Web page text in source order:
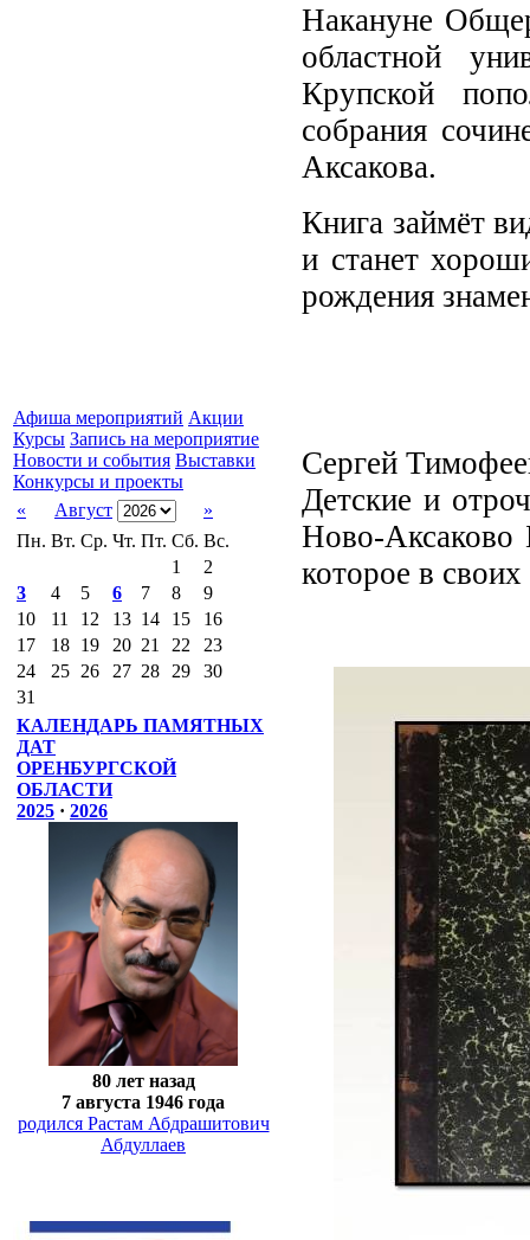
Афиша мероприятий Акции
Курсы Запись на мероприятие
Новости и события Выставки
Конкурсы и проекты
«
Август
»
Пн. Вт. Ср. Чт. Пт. Сб. Вс.
1
2
3
4 5 6 7 8
9
10
11 12 13 14 15
16
17
18 19 20 21 22
23
24
25 26 27 28 29
30
31
КАЛЕНДАРЬ ПАМЯТНЫХ
ДАТ
ОРЕНБУРГСКОЙ
ОБЛАСТИ
2025 · 2026
80 лет назад
7 августа 1946 года
родился Растам Абдрашитович
Абдуллаев
Накануне
областной
Крупской
собрания
Аксакова.
Книга займёт
и станет
рождения
Сергей
Детские и
Ново-Аксаково
которое в